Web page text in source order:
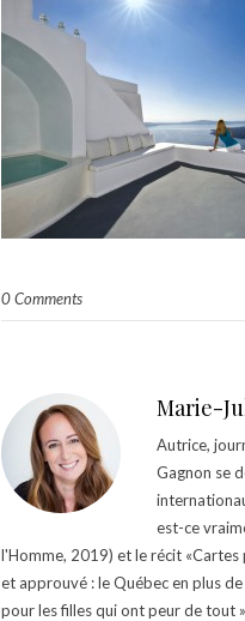
0 Comments
Marie-
Autrice,
Gagnon se
est-ce
l'Homme, 2019) et le récit «Cartes
et approuvé : le Québec en plus
pour les filles qui ont peur de tout